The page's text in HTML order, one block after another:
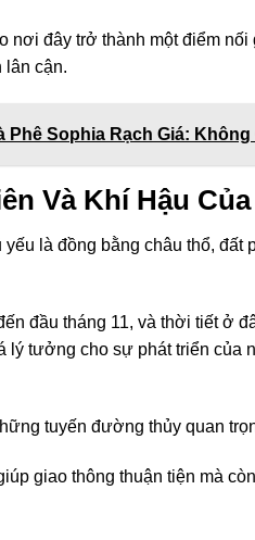
nơi đây trở thành một điểm
lân cận.
Phê Sophia Rạch Giá:
Và Khí Hậu
là đồng bằng châu thổ,
đầu tháng 11, và thời tiết ở
lý tưởng cho sự phát triển của
tuyến đường thủy quan
giao thông thuận tiện mà